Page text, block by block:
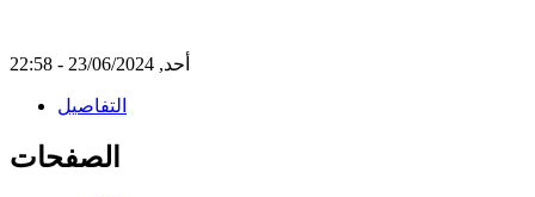
أحد, 23/06/2024 - 22:58
التفاصيل
الصفحات